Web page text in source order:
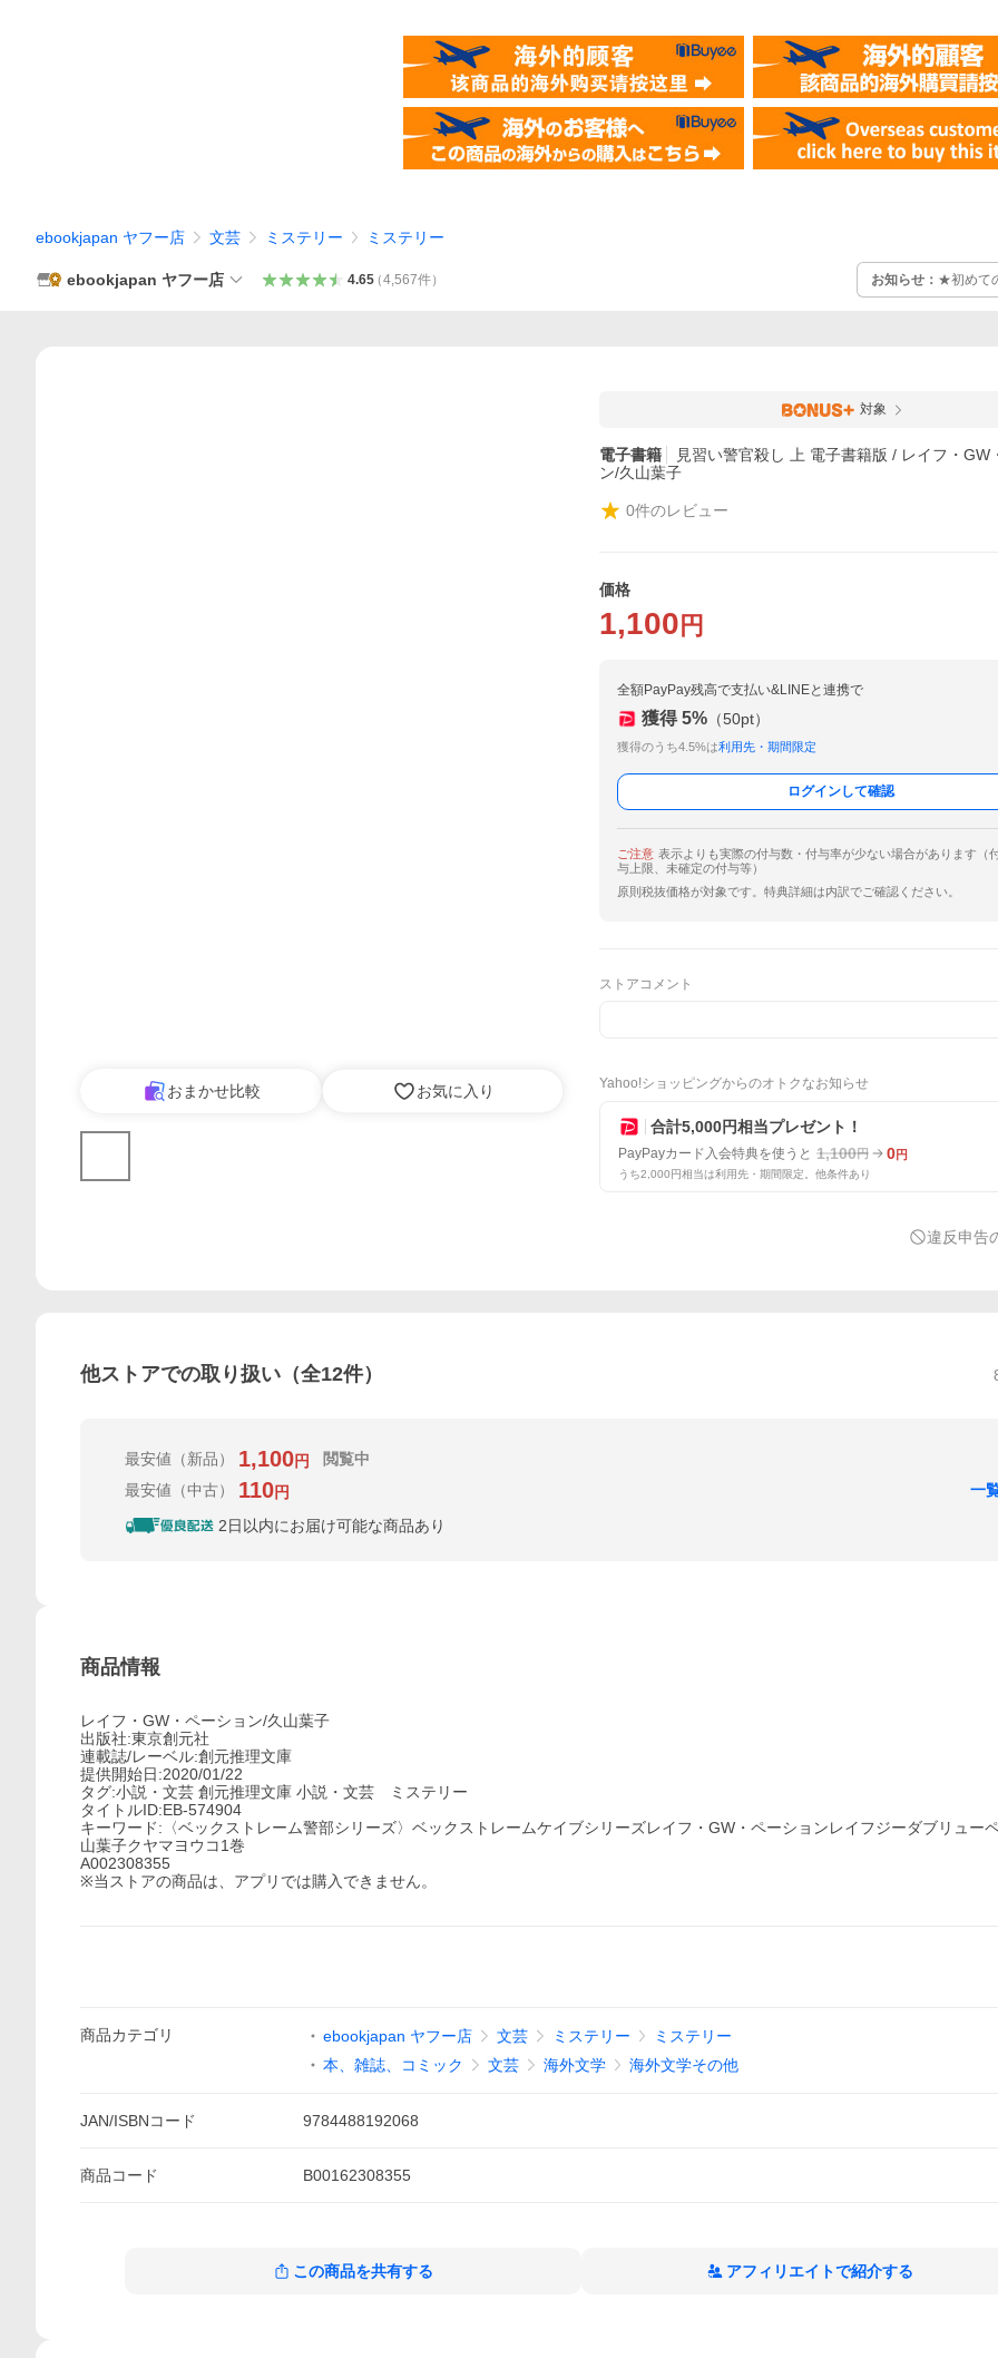
ebookjapan ヤフー店 文芸 ミステリー ミステリー
ebookjapan ヤフー店 4.65（4,567件） お知らせ： ★初めて
おまかせ比較 お気に入り
対象
電子書籍
見習い警官殺し 上 電子書籍版 / レイフ・GW
ン/久山葉子
0件のレビュー
価格
1,100 円
全額PayPay残高で支払い&LINEと連携で
獲得 5% （50pt）
獲得のうち4.5%は利用先・期間限定
ログインして確認
ご注意 表示よりも実際の付与数・付与率が少ない場合があります（
与上限、未確定の付与等）
原則税抜価格が対象です。特典詳細は内訳でご確認ください。
ストアコメント
Yahoo!ショッピングからのオトクなお知らせ
合計5,000円相当プレゼント！
PayPayカード入会特典を使うと 1,100円 0円
うち2,000円相当は利用先・期間限定。他条件あり
違反申告
他ストアでの取り扱い（全12件）
最安値 （新品） 1,100円
閲覧中
最安値 （中古） 110円
2日以内にお届け可能な商品あり
一
商品情報
レイフ・GW・ペーション/久山葉子
出版社:東京創元社
連載誌/レーベル:創元推理文庫
提供開始日:2020/01/22
タグ:小説・文芸 創元推理文庫 小説・文芸 ミステリー
タイトルID:EB-574904
キーワード:〈ベックストレーム警部シリーズ〉ベックストレームケイブシリーズレイフ・GW・ペーションレイフジーダブリュー
山葉子クヤマヨウコ1巻
A002308355
※当ストアの商品は、アプリでは購入できません。
商品カテゴリ ebookjapan ヤフー店 文芸 ミステリー
ミステリー
本、雑誌、コミック
文芸 海外文学 海外文学その他
JAN/ISBNコード 9784488192068
商品コード B00162308355
この商品を共有する アフィリエイトで紹介する